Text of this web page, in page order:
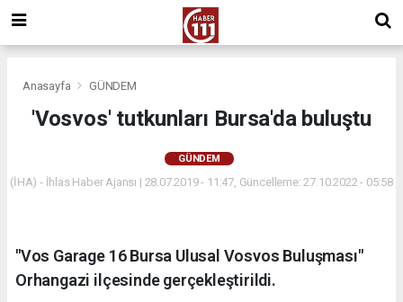
Anasayfa GÜNDEM
'Vosvos' tutkunları Bursa'da buluştu
GÜNDEM
(İHA) - İhlas Haber Ajansı | 28.07.2019 - 11:47, Güncelleme: 27.10.2022 - 05:58
"Vos Garage 16 Bursa Ulusal Vosvos Buluşması"
Orhangazi ilçesinde gerçekleştirildi.